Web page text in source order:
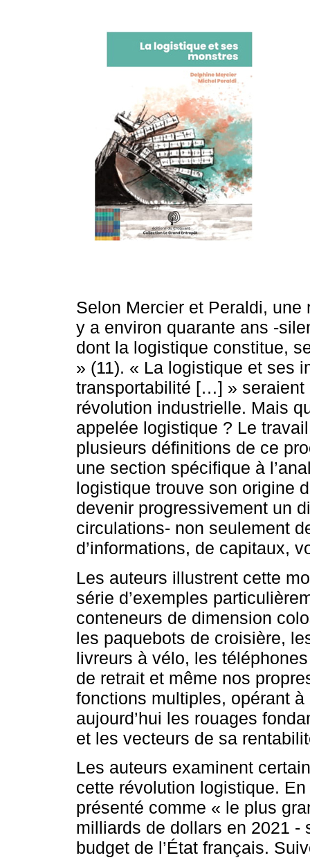
Selon Mercier et Peraldi, une
y a environ quarante ans -
dont la logistique constitue,
» (11). « La logistique et ses
transportabilité […] »
révolution industrielle. Mais
appelée logistique ? Le
plusieurs définitions de ce
une section spécifique à
logistique trouve son origine
devenir progressivement un
circulations- non seulement
d’informations, de capitaux,
Les auteurs illustrent cette
série d’exemples
conteneurs de dimension
les paquebots de croisière,
livreurs à vélo, les
de retrait et même nos
fonctions multiples, opérant
aujourd’hui les rouages
et les vecteurs de sa
Les auteurs examinent
cette révolution logistique.
présenté comme « le plus
milliards de dollars en 2021 -
budget de l’État français.